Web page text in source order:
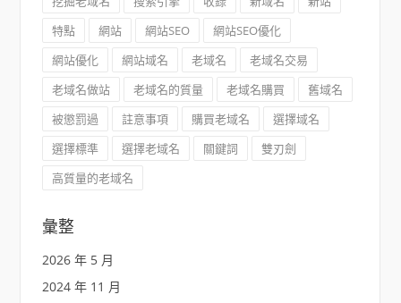
特點
網站 網站SEO
網站SEO優化
網站優化
網站域名 老域名
老域名交易
老域名做站
老域名的質量 老域名購買
舊域名
被懲罰過
註意事項 購買老域名
選擇域名
選擇標準
選擇老域名 關鍵詞
雙刃劍
高質量的老域名
彙整
2026 年 5 月
2024 年 11 月